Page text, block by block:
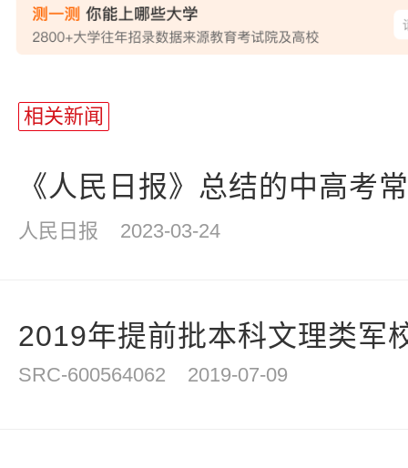
相关新闻
《人民日报》总结的中高考
人民日报 2023-03-24
2019年提前批本科文理类军
SRC-600564062 2019-07-09